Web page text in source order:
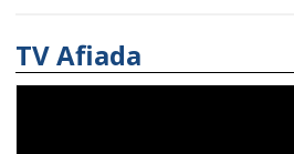
TV Afiada